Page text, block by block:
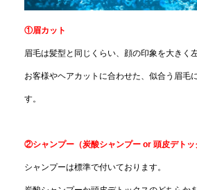
①眉カット
眉毛は髪型と同じくらい、顔の印象を大きく
お客様やヘアカットに合わせた、似合う眉毛
す。
②シャンプー（炭酸シャンプー or 頭皮デトッ
シャンプーは標準で付いております。